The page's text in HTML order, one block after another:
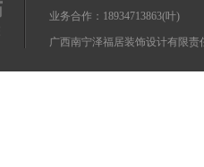
业务合作：18934713863(叶)
广西南宁泽福居装饰设计有限